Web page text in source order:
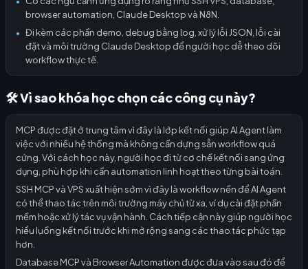
browser automation, Claude Desktop và N8N.
●
Đi kèm các phần demo, debug bằng log, xử lý lỗi JSON, lỗi cài
đặt và môi trường Claude Desktop để người học dễ theo dõi
workflow thực tế.
🛠️ Vì sao khóa học chọn các công cụ này?
MCP được đặt ở trung tâm vì đây là lớp kết nối giúp AI Agent làm
việc với nhiều hệ thống mà không cần dựng sẵn workflow quá
cứng. Với cách học này, người học đi từ cơ chế kết nối sang ứng
dụng, phù hợp khi cần automation linh hoạt theo từng bài toán.
SSH MCP và VPS xuất hiện sớm vì đây là workflow nền để AI Agent
có thể thao tác trên môi trường máy chủ từ xa, ví dụ cài đặt phần
mềm hoặc xử lý tác vụ vận hành. Cách tiếp cận này giúp người học
hiểu luồng kết nối trước khi mở rộng sang các thao tác phức tạp
hơn.
Database MCP và Browser Automation được đưa vào sau đó để